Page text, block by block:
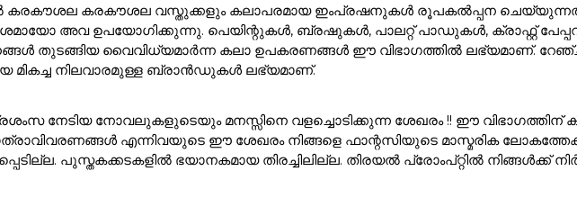
കരകൗശല കരകൗശല വസ്തുക്കളും കലാപരമായ ഇംപ്രഷനുകൾ രൂപകൽപ്പന
അവ ഉപയോഗിക്കുന്നു. പെയിന്റുകൾ, ബ്രഷുകൾ, പാലറ്റ് പാഡുകൾ, ക്രാഫ്റ്റ്
തുടങ്ങിയ വൈവിധ്യമാർന്ന കലാ ഉപകരണങ്ങൾ ഈ വിഭാഗത്തിൽ ലഭ്യമാണ്.
മികച്ച നിലവാരമുള്ള ബ്രാൻഡുകൾ ലഭ്യമാണ്.
നേടിയ നോവലുകളുടെയും മനസ്സിനെ വളച്ചൊടിക്കുന്ന ശേഖരം !! ഈ വിഭാഗത്തിന്
എന്നിവയുടെ ഈ ശേഖരം നിങ്ങളെ ഫാന്റസിയുടെ മാസ്മരിക
പുസ്തകക്കടകളിൽ ഭയാനകമായ തിരച്ചിലില്ല. തിരയൽ പ്രോംപ്റ്റിൽ നിങ്ങൾക്ക്